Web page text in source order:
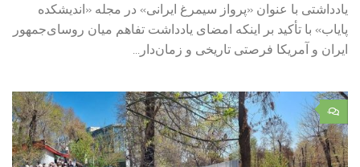
یادداشتی با عنوان «پرواز سیمرغ ایرانی» در مجله «اندیشکده
پایاب» با تأکید بر اینکه امضای یادداشت تفاهم میان روسای‌جمهور
ایران و آمریکا فرصتی تاریخی و زمان‌دار...
۰